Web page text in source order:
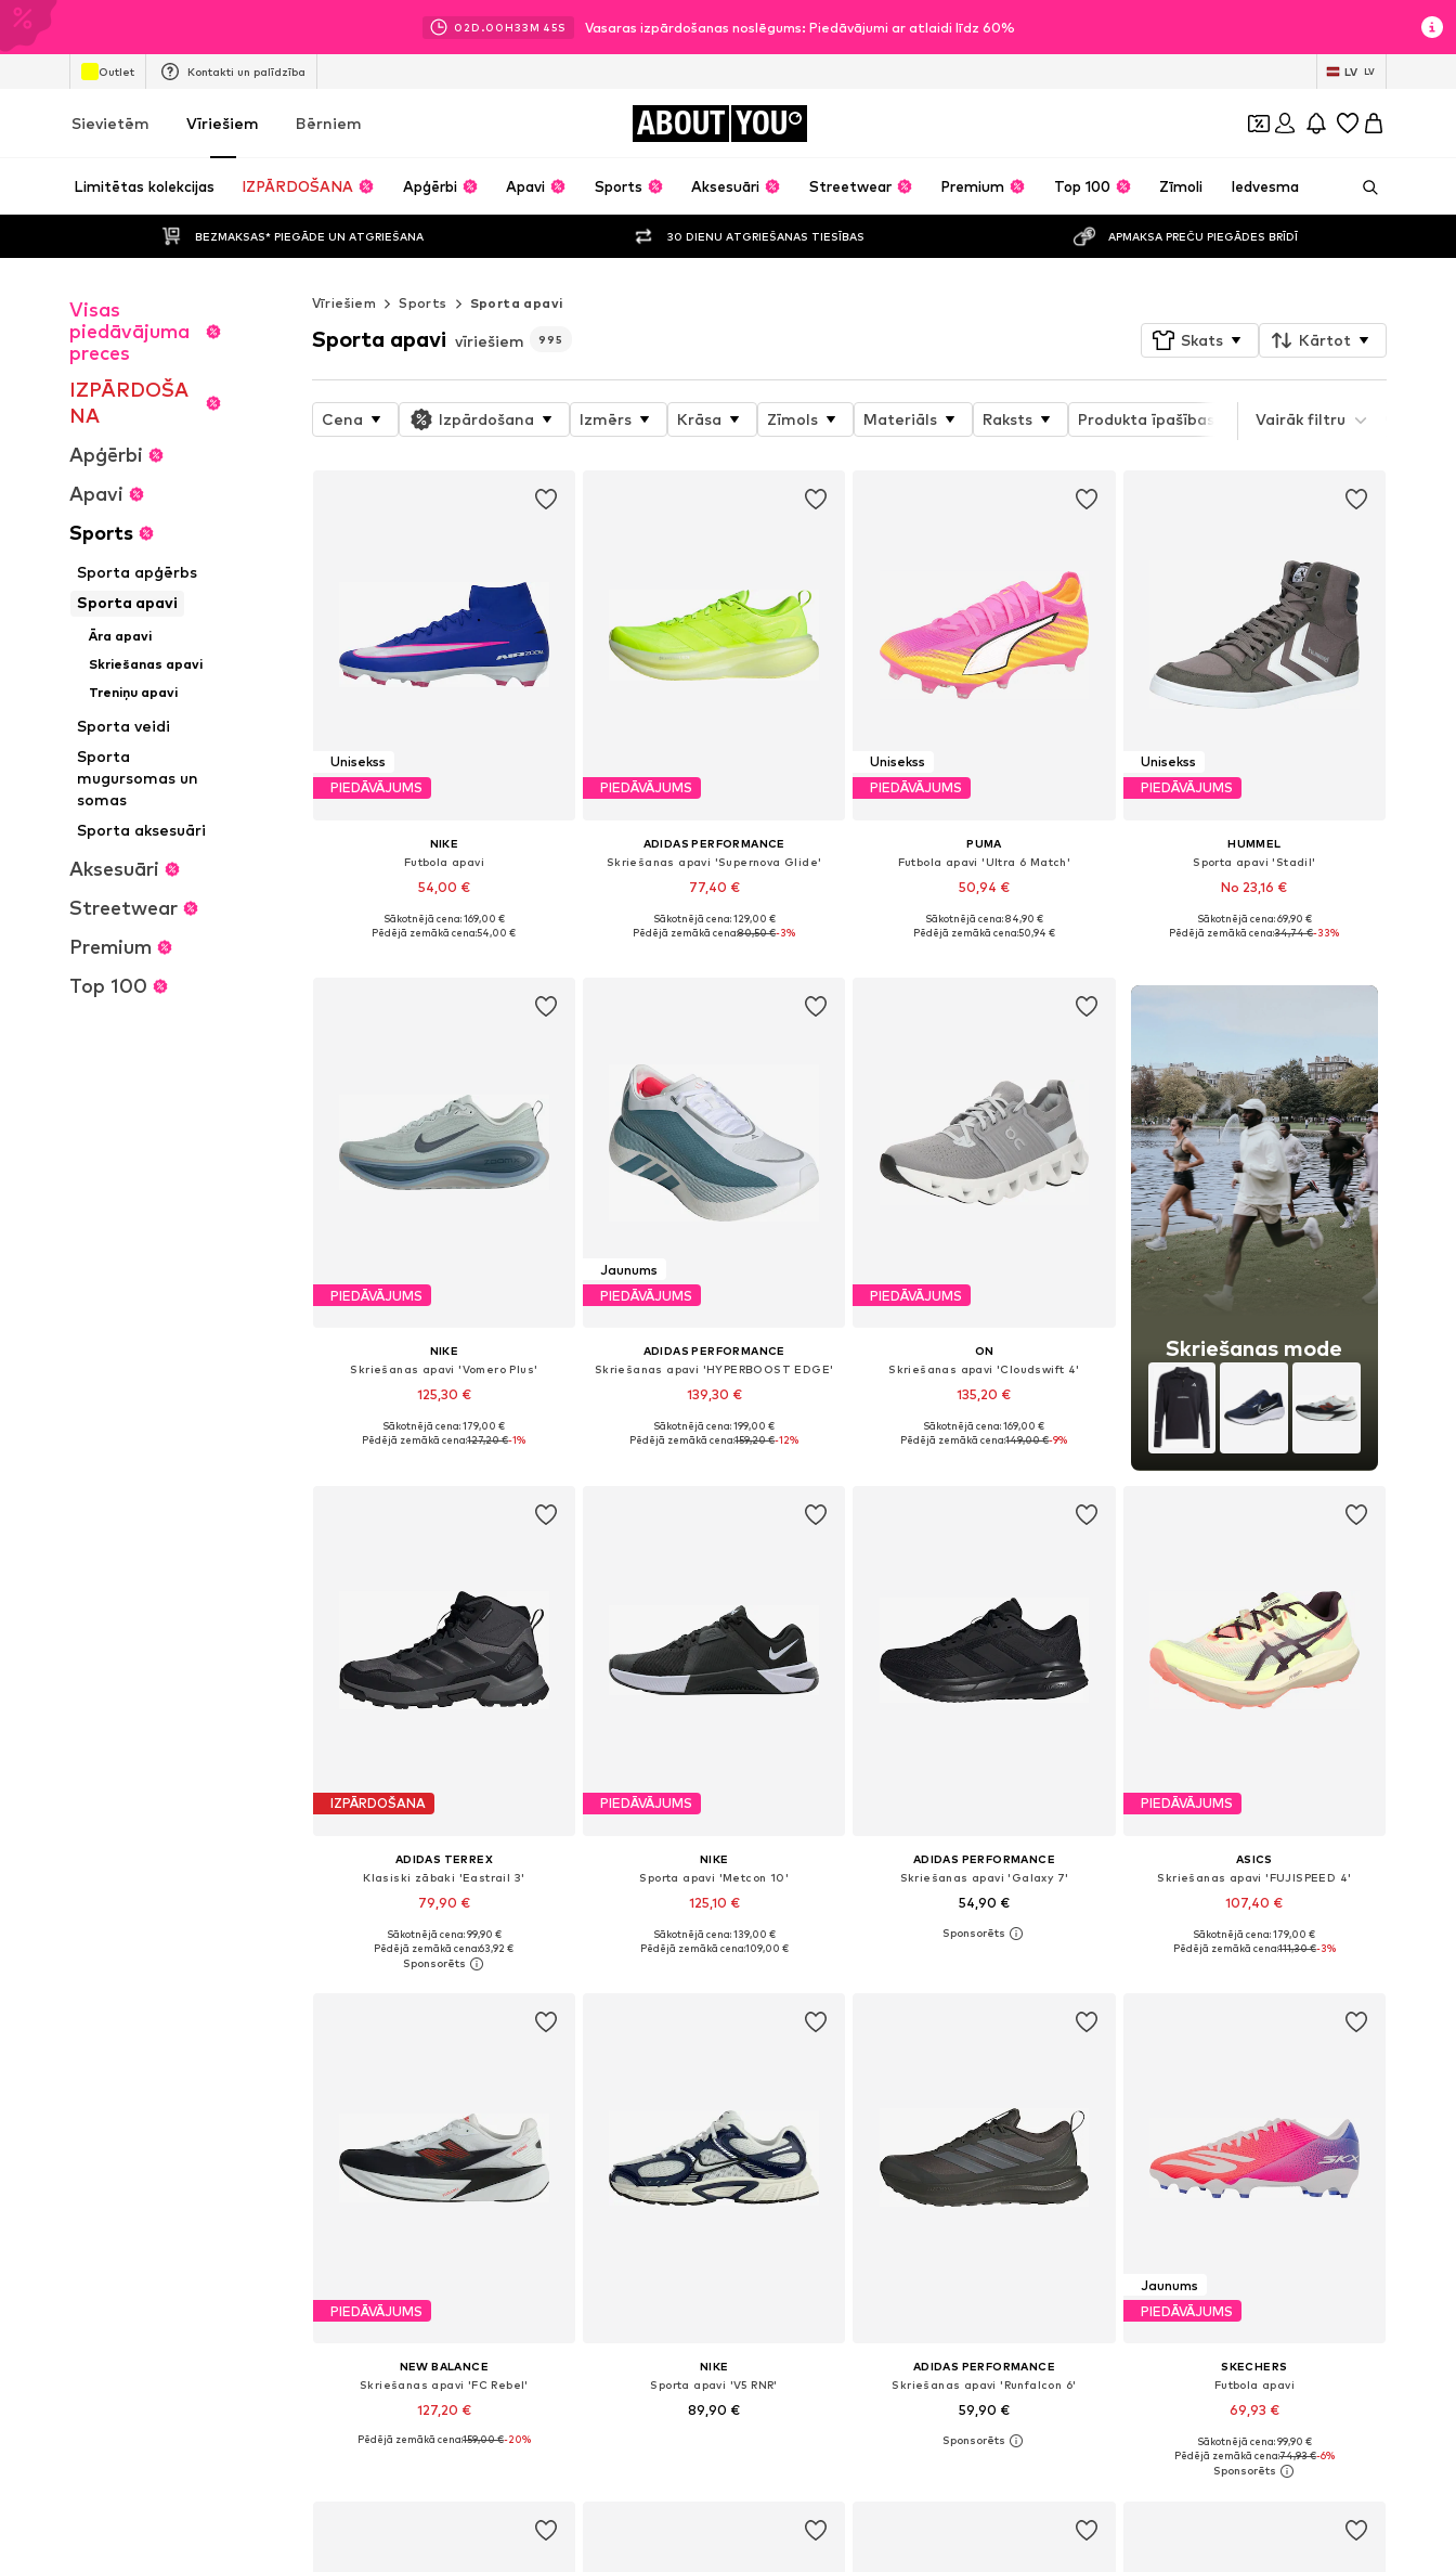
02D.00H33M 44S Vasaras izpārdošanas noslēgums: Piedāvājumi ar atlaidi līdz 60%
Outlet Kontakti un palīdzība LV LV
Sievietēm Vīriešiem Bērniem ABOUT YOU
Limitētas kolekcijas IZPĀRDOŠANA Apģērbi Apavi Sports Aksesuāri Streetwear Premium Top 100 Zīmoli Iedvesma
BEZMAKSAS* PIEGĀDE UN ATGRIEŠANA 30 DIENU ATGRIEŠANAS TIESĪBAS APMAKSA PREČU PIEGĀDES BRĪDĪ
Visas
piedāvājuma
preces
IZPĀRDOŠA
NA
Apģērbi
Apavi
Sports
Sporta apģērbs
Sporta apavi
Āra apavi
Skriešanas apavi
Treniņu apavi
Sporta veidi
Sporta
mugursomas un
somas
Sporta aksesuāri
Aksesuāri
Streetwear
Premium
Top 100
Vīriešiem Sports Sporta apavi
Sporta apavi vīriešiem 995 Skats Kārtot
Cena Izpārdošana Izmērs Krāsa Zīmols Materiāls Raksts Produkta īpašības Produktu sērija
Vairāk filtru
Unisekss
PIEDĀVĀJUMS
NIKE
Futbola apavi
54,00 €
Pieejams daudzos izmēros
Sākotnējā cena: 169,00 €
Pēdējā zemākā cena:54,00 €
PIEDĀVĀJUMS
ADIDAS PERFORMANCE
Skriešanas apavi 'Supernova Glide'
77,40 €
+5
Pieejams daudzos izmēros
Sākotnējā cena: 129,00 €
Pēdējā zemākā cena:80,50 €-3%
Unisekss
PIEDĀVĀJUMS
PUMA
Futbola apavi 'Ultra 6 Match'
50,94 €
Pieejams daudzos izmēros
Sākotnējā cena: 84,90 €
Pēdējā zemākā cena:50,94 €
Unisekss
PIEDĀVĀJUMS
HUMMEL
Sporta apavi 'Stadil'
No 23,16 €
+7
Pieejams daudzos izmēros
Sākotnējā cena: 69,90 €
Pēdējā zemākā cena:34,74 €-33%
PIEDĀVĀJUMS
NIKE
Skriešanas apavi 'Vomero Plus'
125,30 €
Pieejams daudzos izmēros
Sākotnējā cena: 179,00 €
Pēdējā zemākā cena:127,20 €-1%
Jaunums
PIEDĀVĀJUMS
ADIDAS PERFORMANCE
Skriešanas apavi 'HYPERBOOST EDGE'
139,30 €
Pieejams daudzos izmēros
Sākotnējā cena: 199,00 €
Pēdējā zemākā cena:159,20 €-12%
PIEDĀVĀJUMS
ON
Skriešanas apavi 'Cloudswift 4'
135,20 €
Pieejams daudzos izmēros
Sākotnējā cena: 169,00 €
Pēdējā zemākā cena:149,00 €-9%
Skriešanas mode
IZPĀRDOŠANA
ADIDAS TERREX
Klasiski zābaki 'Eastrail 3'
79,90 €
Pieejams daudzos izmēros
Pievienot grozam
Sākotnējā cena: 99,90 €
Pēdējā zemākā cena:63,92 €
PIEDĀVĀJUMS
NIKE
Sporta apavi 'Metcon 10'
125,10 €
Pieejams daudzos izmēros
Sākotnējā cena: 139,00 €
Pēdējā zemākā cena:109,00 €
ADIDAS PERFORMANCE
Skriešanas apavi 'Galaxy 7'
54,90 €
+2
Pieejams daudzos izmēros
PIEDĀVĀJUMS
ASICS
Skriešanas apavi 'FUJISPEED 4'
107,40 €
Pieejams daudzos izmēros
Sākotnējā cena: 179,00 €
Pēdējā zemākā cena:111,30 €-3%
PIEDĀVĀJUMS
NEW BALANCE
Skriešanas apavi 'FC Rebel'
127,20 €
Pieejams daudzos izmēros
Pēdējā zemākā cena:159,00 €-20%
NIKE
Sporta apavi 'V5 RNR'
89,90 €
ADIDAS PERFORMANCE
Skriešanas apavi 'Runfalcon 6'
59,90 €
Pieejams daudzos izmēros
Jaunums
PIEDĀVĀJUMS
SKECHERS
Futbola apavi
69,93 €
Pieejams daudzos izmēros
Pievienot grozam
Sākotnējā cena: 99,90 €
Pēdējā zemākā cena:74,93 €-6%